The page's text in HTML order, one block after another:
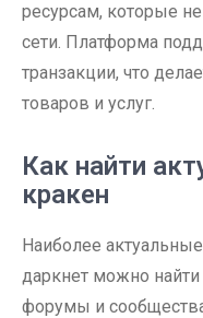
ресурсам, которые
сети. Платформа
транзакции, что
товаров и услуг.
Как найти
кракен
Наиболее
даркнет можно
форумы и